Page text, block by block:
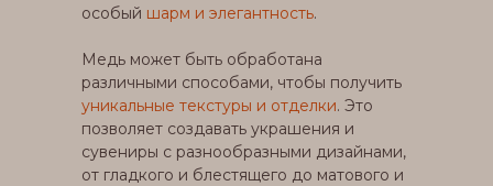
особый шарм и элегантность.
Медь может быть обработана
различными способами, чтобы получить
уникальные текстуры и отделки. Это
позволяет создавать украшения и
сувениры с разнообразными дизайнами,
от гладкого и блестящего до матового и